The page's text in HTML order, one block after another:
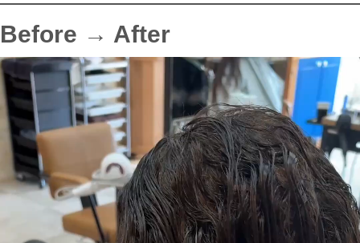
Before → After